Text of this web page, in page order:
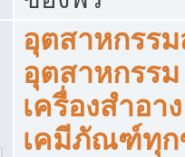
อุตสาหกรรม
อุตสาหกรรม
เครื่องสำอา
เคมีภัณฑ์ทุ